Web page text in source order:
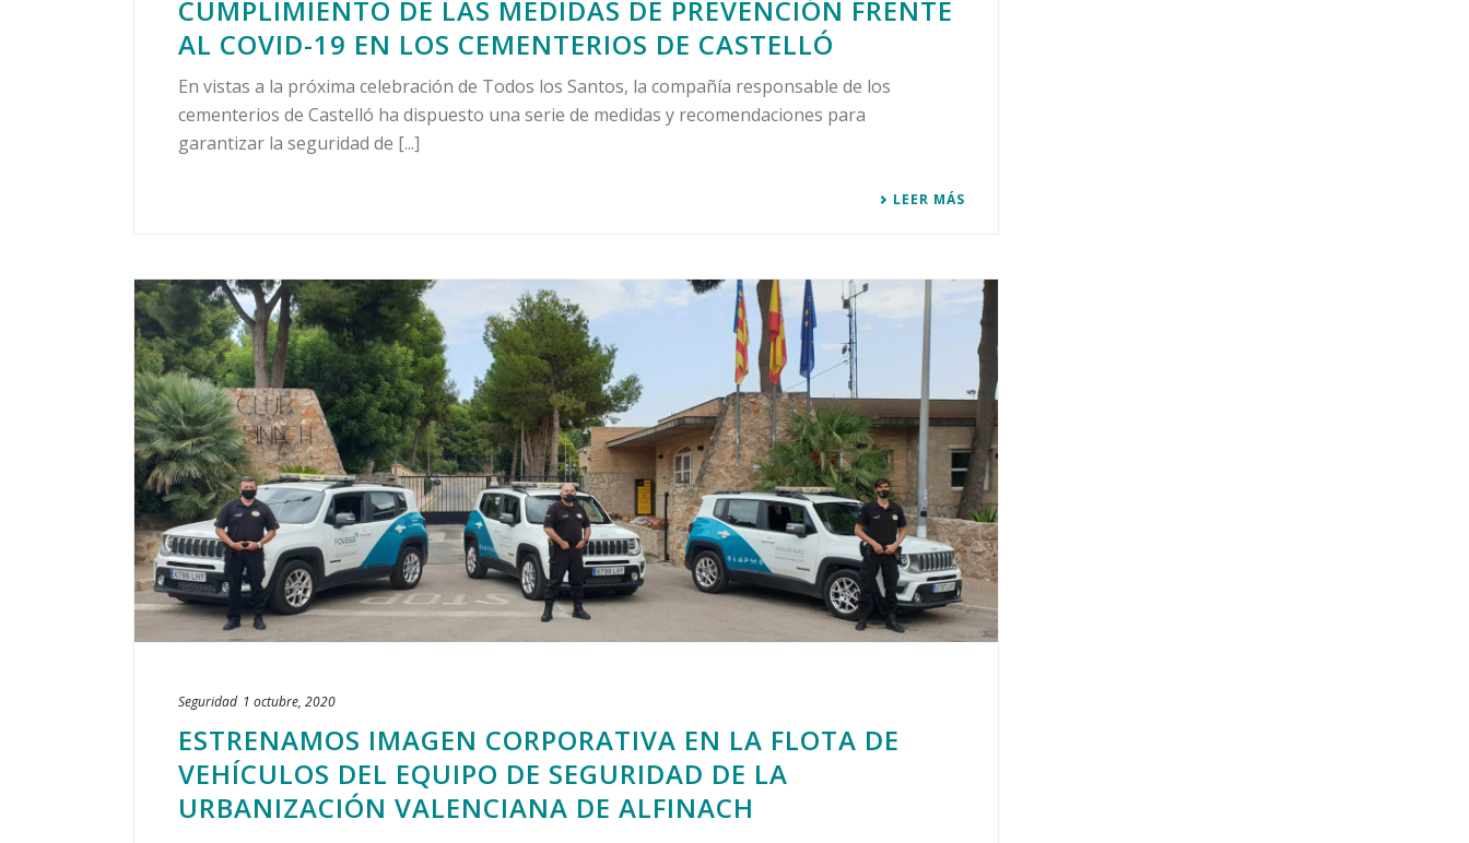
CUMPLIMIENTO DE LAS MEDIDAS DE PREVENCIÓN FRENTE
AL COVID-19 EN LOS CEMENTERIOS DE CASTELLÓ
En vistas a la próxima celebración de Todos los Santos, la compañía responsable de los
cementerios de Castelló ha dispuesto una serie de medidas y recomendaciones para
garantizar la seguridad de [...]
LEER MÁS
Seguridad 1 octubre, 2020
ESTRENAMOS IMAGEN CORPORATIVA EN LA FLOTA DE
VEHÍCULOS DEL EQUIPO DE SEGURIDAD DE LA
URBANIZACIÓN VALENCIANA DE ALFINACH